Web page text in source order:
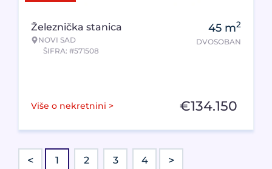
Železnička stanica
NOVI SAD
ŠIFRA: #571508
45 m2
DVOSOBAN
Više o nekretnini > €134.150
< 1 2 3 4 >